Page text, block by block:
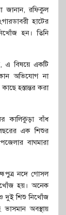
জানা‌ন, রফিকুল
হাটের
হন‌। তি‌নি
এ বিষ‌য়ে এক‌টি
অ‌ভি‌যোগ না
হস্তান্তর করা
কালিকুড়া বাঁধ
এক শিশুর
বাঘমারা
নদে গোসল
হয়। অ‌নেক
দুই শিশু নি‌খোঁজ
অবস্থায়